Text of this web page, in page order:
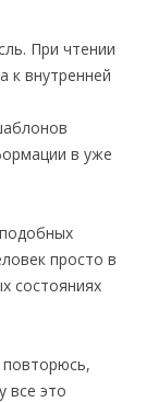
При чтении
к внутренней
в уже
просто в
состояниях
все это